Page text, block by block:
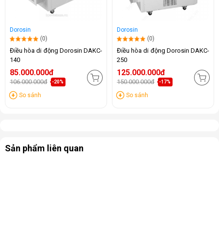
Dorosin
(0)
Điều hòa di động Dorosin DAKC-
140
85.000.000đ
106.000.000đ -20%
So sánh
Dorosin
(0)
Điều hòa di động Dorosin DAKC-
250
125.000.000đ
150.000.000đ -17%
So sánh
Sản phẩm liên quan